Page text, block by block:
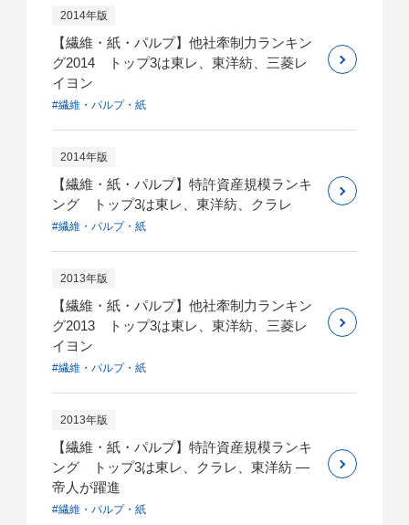
2014年版
【繊維・紙・パルプ】他社牽制力ランキン
グ2014 トップ3は東レ、東洋紡、三菱レ
イヨン
#繊維・パルプ・紙
2014年版
【繊維・紙・パルプ】特許資産規模ランキ
ング トップ3は東レ、東洋紡、クラレ
#繊維・パルプ・紙
2013年版
【繊維・紙・パルプ】他社牽制力ランキン
グ2013 トップ3は東レ、東洋紡、三菱レ
イヨン
#繊維・パルプ・紙
2013年版
【繊維・紙・パルプ】特許資産規模ランキ
ング トップ3は東レ、クラレ、東洋紡 ―
帝人が躍進
#繊維・パルプ・紙